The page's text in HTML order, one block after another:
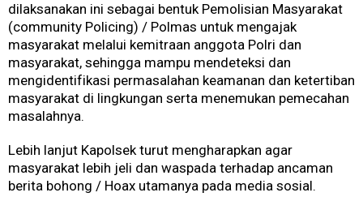
dilaksanakan ini sebagai bentuk Pemolisian Masyarakat
(community Policing) / Polmas untuk mengajak
masyarakat melalui kemitraan anggota Polri dan
masyarakat, sehingga mampu mendeteksi dan
mengidentifikasi permasalahan keamanan dan ketertiban
masyarakat di lingkungan serta menemukan pemecahan
masalahnya.
Lebih lanjut Kapolsek turut mengharapkan agar
masyarakat lebih jeli dan waspada terhadap ancaman
berita bohong / Hoax utamanya pada media sosial.